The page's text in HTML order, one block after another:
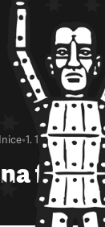
•1. 1. 2000•1